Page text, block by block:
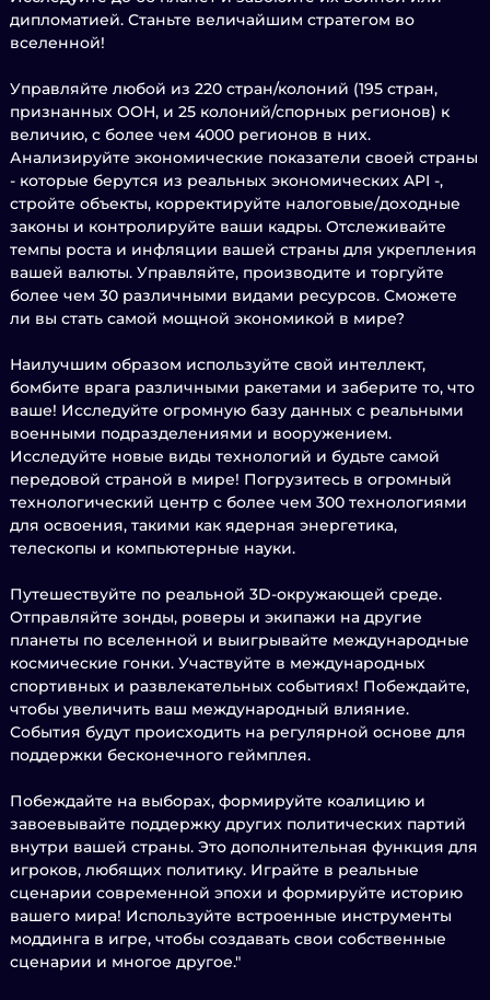
дипломатией. Станьте величайшим стратегом во
вселенной!
Управляйте любой из 220 стран/колоний (195 стран,
признанных ООН, и 25 колоний/спорных регионов) к
величию, с более чем 4000 регионов в них.
Анализируйте экономические показатели своей страны
- которые берутся из реальных экономических API -,
стройте объекты, корректируйте налоговые/доходные
законы и контролируйте ваши кадры. Отслеживайте
темпы роста и инфляции вашей страны для укрепления
вашей валюты. Управляйте, производите и торгуйте
более чем 30 различными видами ресурсов. Сможете
ли вы стать самой мощной экономикой в мире?
Наилучшим образом используйте свой интеллект,
бомбите врага различными ракетами и заберите то, что
ваше! Исследуйте огромную базу данных с реальными
военными подразделениями и вооружением.
Исследуйте новые виды технологий и будьте самой
передовой страной в мире! Погрузитесь в огромный
технологический центр с более чем 300 технологиями
для освоения, такими как ядерная энергетика,
телескопы и компьютерные науки.
Путешествуйте по реальной 3D-окружающей среде.
Отправляйте зонды, роверы и экипажи на другие
планеты по вселенной и выигрывайте международные
космические гонки. Участвуйте в международных
спортивных и развлекательных событиях! Побеждайте,
чтобы увеличить ваш международный влияние.
События будут происходить на регулярной основе для
поддержки бесконечного геймплея.
Побеждайте на выборах, формируйте коалицию и
завоевывайте поддержку других политических партий
внутри вашей страны. Это дополнительная функция для
игроков, любящих политику. Играйте в реальные
сценарии современной эпохи и формируйте историю
вашего мира! Используйте встроенные инструменты
моддинга в игре, чтобы создавать свои собственные
сценарии и многое другое."